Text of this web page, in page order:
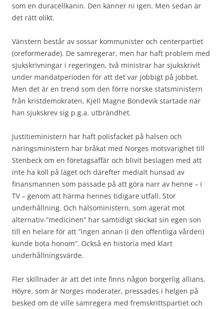
som en duracellkanin. Den känner ni igen. Men sedan är
det rätt olikt.
Vänstern består av sossar kommunister och centerpartiet
(oreformerade). De samregerar, men har haft problem med
sjukskrivningar i regeringen, två ministrar har sjukskrivit
under mandatperioden för att det var jobbigt på jobbet.
Men det är en trend som den förre norske statsministern
från kristdemokraten, Kjell Magne Bondevik startade när
han sjukskrev sig p.g.a. utbrändhet.
Justitieministern har haft polisfacket på halsen och
näringsministern har bråkat med Norges motsvarighet till
Stenbeck om en företagsaffär och blivit beslagen med att
inte ha koll på läget och därefter medialt hunsad av
finansmannen som passade på att göra narr av henne – i
TV – genom att härma hennes tidigare utfall. Stor
underhållning. Och hälsoministern, som agerat mot
alternativ-”medicinen” har samtidigt skickat sin egen son
till en helare för att ”ingen annan (i den offentliga vården)
kunde bota honom”. Också en historia med klart
underhållningsvärde.
Fler skillnader är att det inte finns någon borgerlig allians.
Höyre, som är Norges moderater, pressades i helgen på
besked om de ville samregera med fremskrittspartiet och